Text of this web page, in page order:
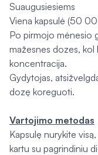
Suaugusiesiems
Viena kapsulė (50
Po pirmojo mėnesio
mažesnes dozes, kol
koncentracija.
Gydytojas,
dozę koreguoti.
Vartojimo metodas
Kapsulę nurykite
kartu su pagrindiniu